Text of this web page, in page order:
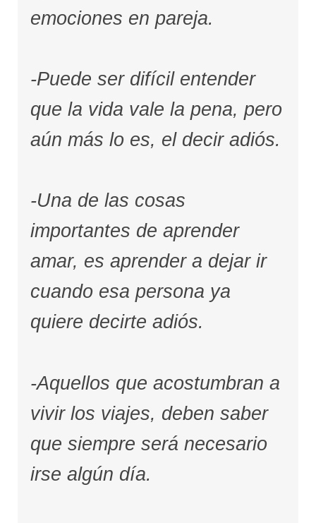
emociones en pareja.
-Puede ser difícil entender
que la vida vale la pena, pero
aún más lo es, el decir adiós.
-Una de las cosas
importantes de aprender
amar, es aprender a dejar ir
cuando esa persona ya
quiere decirte adiós.
-Aquellos que acostumbran a
vivir los viajes, deben saber
que siempre será necesario
irse algún día.